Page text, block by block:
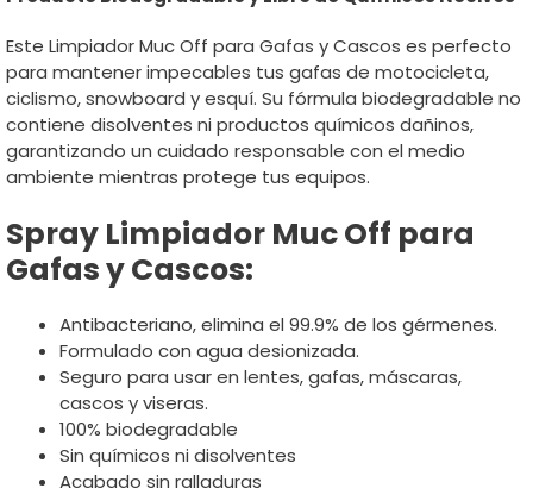
Este Limpiador Muc Off para Gafas y Cascos es perfecto
para mantener impecables tus gafas de motocicleta,
ciclismo, snowboard y esquí. Su fórmula biodegradable no
contiene disolventes ni productos químicos dañinos,
garantizando un cuidado responsable con el medio
ambiente mientras protege tus equipos.
Spray Limpiador Muc Off para
Gafas y Cascos:
Antibacteriano, elimina el 99.9% de los gérmenes.
Formulado con agua desionizada.
Seguro para usar en lentes, gafas, máscaras,
cascos y viseras.
100% biodegradable
Sin químicos ni disolventes
Acabado sin ralladuras